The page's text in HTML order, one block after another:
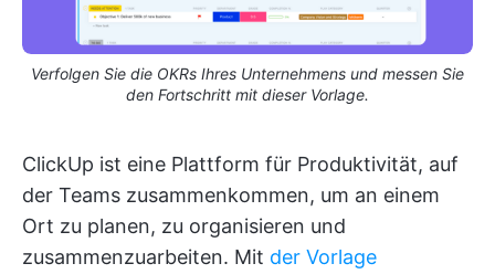
Verfolgen Sie die OKRs Ihres Unternehmens und messen Sie
den Fortschritt mit dieser Vorlage.
ClickUp ist eine Plattform für Produktivität, auf
der Teams zusammenkommen, um an einem
Ort zu planen, zu organisieren und
zusammenzuarbeiten. Mit der Vorlage